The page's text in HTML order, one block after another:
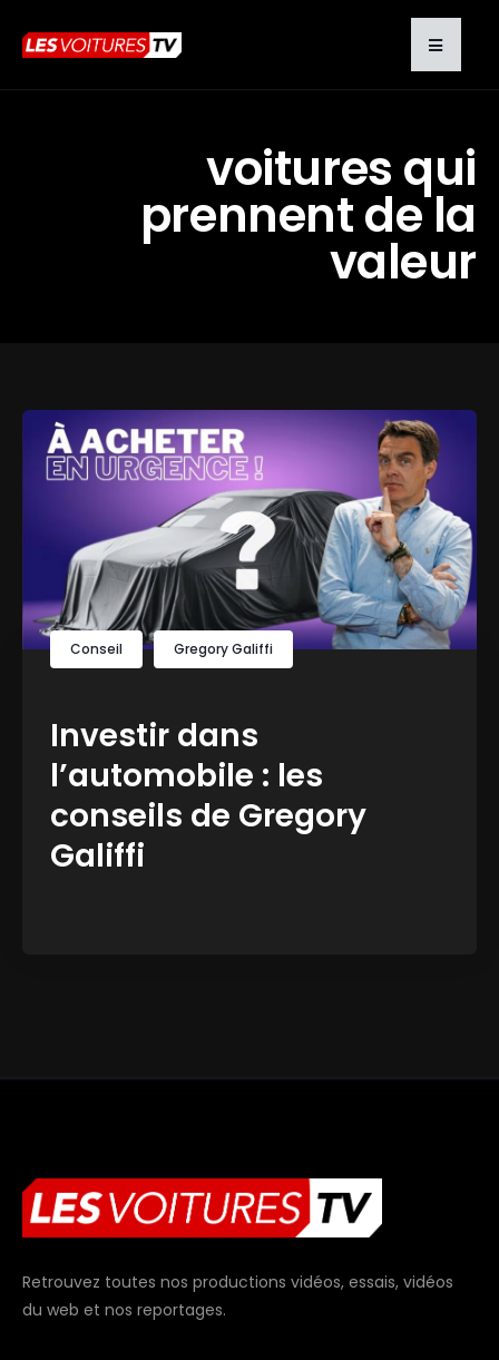
voitures qui
prennent de la
valeur
Conseil Gregory Galiffi
Investir dans
l’automobile : les
conseils de Gregory
Galiffi
Retrouvez toutes nos productions vidéos, essais, vidéos
du web et nos reportages.